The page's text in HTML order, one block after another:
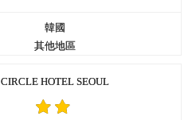
韓國
其他地區
CIRCLE HOTEL SEOUL